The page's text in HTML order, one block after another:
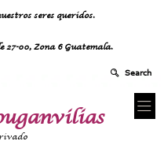
seres queridos.
00, Zona 6 Guatemala.